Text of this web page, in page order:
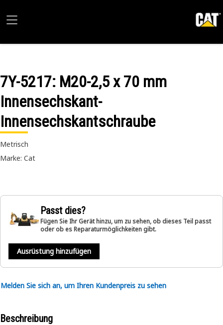
7Y-5217: M20-2,5 x 70 mm
Innensechskant-
Innensechskantschraube
Metrisch
Marke: Cat
Passt dies?
Fügen Sie Ihr Gerät hinzu, um zu sehen, ob dieses Teil passt
oder ob es Reparaturmöglichkeiten gibt.
Ausrüstung hinzufügen
Melden Sie sich an, um Ihren Kundenpreis zu sehen
Beschreibung